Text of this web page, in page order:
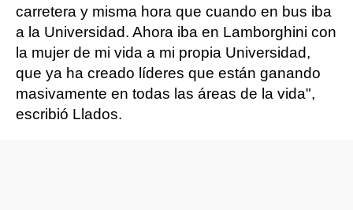
carretera y misma hora que cuando en bus iba
a la Universidad. Ahora iba en Lamborghini con
la mujer de mi vida a mi propia Universidad,
que ya ha creado líderes que están ganando
masivamente en todas las áreas de la vida",
escribió Llados.